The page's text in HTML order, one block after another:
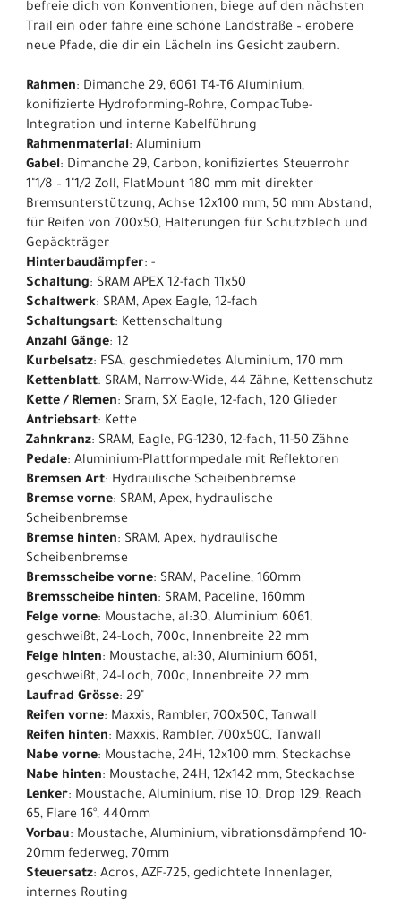
befreie dich von Konventionen, biege auf den nächsten
Trail ein oder fahre eine schöne Landstraße – erobere
neue Pfade, die dir ein Lächeln ins Gesicht zaubern.
Rahmen: Dimanche 29, 6061 T4-T6 Aluminium,
konifizierte Hydroforming-Rohre, CompacTube-
Integration und interne Kabelführung
Rahmenmaterial: Aluminium
Gabel: Dimanche 29, Carbon, konifiziertes Steuerrohr
1"1/8 – 1"1/2 Zoll, FlatMount 180 mm mit direkter
Bremsunterstützung, Achse 12x100 mm, 50 mm Abstand,
für Reifen von 700x50, Halterungen für Schutzblech und
Gepäckträger
Hinterbaudämpfer: -
Schaltung: SRAM APEX 12-fach 11x50
Schaltwerk: SRAM, Apex Eagle, 12-fach
Schaltungsart: Kettenschaltung
Anzahl Gänge: 12
Kurbelsatz: FSA, geschmiedetes Aluminium, 170 mm
Kettenblatt: SRAM, Narrow-Wide, 44 Zähne, Kettenschutz
Kette / Riemen: Sram, SX Eagle, 12-fach, 120 Glieder
Antriebsart: Kette
Zahnkranz: SRAM, Eagle, PG-1230, 12-fach, 11-50 Zähne
Pedale: Aluminium-Plattformpedale mit Reflektoren
Bremsen Art: Hydraulische Scheibenbremse
Bremse vorne: SRAM, Apex, hydraulische
Scheibenbremse
Bremse hinten: SRAM, Apex, hydraulische
Scheibenbremse
Bremsscheibe vorne: SRAM, Paceline, 160mm
Bremsscheibe hinten: SRAM, Paceline, 160mm
Felge vorne: Moustache, al:30, Aluminium 6061,
geschweißt, 24-Loch, 700c, Innenbreite 22 mm
Felge hinten: Moustache, al:30, Aluminium 6061,
geschweißt, 24-Loch, 700c, Innenbreite 22 mm
Laufrad Grösse: 29"
Reifen vorne: Maxxis, Rambler, 700x50C, Tanwall
Reifen hinten: Maxxis, Rambler, 700x50C, Tanwall
Nabe vorne: Moustache, 24H, 12x100 mm, Steckachse
Nabe hinten: Moustache, 24H, 12x142 mm, Steckachse
Lenker: Moustache, Aluminium, rise 10, Drop 129, Reach
65, Flare 16°, 440mm
Vorbau: Moustache, Aluminium, vibrationsdämpfend 10-
20mm federweg, 70mm
Steuersatz: Acros, AZF-725, gedichtete Innenlager,
internes Routing